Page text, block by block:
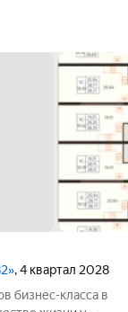
, 4 квартал 2028